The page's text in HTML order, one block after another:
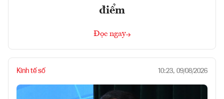
điểm
Đọc ngay
Kinh tế số 10:23, 09/08/2026